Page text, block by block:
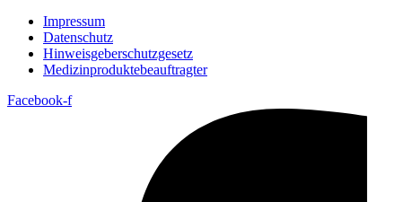
Impressum
Datenschutz
Hinweisgeberschutzgesetz
Medizin­produkte­beauftragter
Facebook-f